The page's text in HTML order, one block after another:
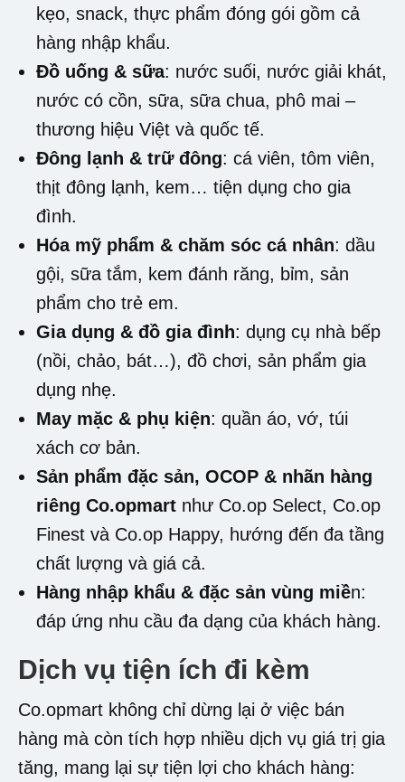
kẹo, snack, thực phẩm đóng gói gồm cả
hàng nhập khẩu.
Đồ uống & sữa: nước suối, nước giải khát,
nước có cồn, sữa, sữa chua, phô mai –
thương hiệu Việt và quốc tế.
Đông lạnh & trữ đông: cá viên, tôm viên,
thịt đông lạnh, kem… tiện dụng cho gia
đình.
Hóa mỹ phẩm & chăm sóc cá nhân: dầu
gội, sữa tắm, kem đánh răng, bỉm, sản
phẩm cho trẻ em.
Gia dụng & đồ gia đình: dụng cụ nhà bếp
(nồi, chảo, bát…), đồ chơi, sản phẩm gia
dụng nhẹ.
May mặc & phụ kiện: quần áo, vớ, túi
xách cơ bản.
Sản phẩm đặc sản, OCOP & nhãn hàng
riêng Co.opmart như Co.op Select, Co.op
Finest và Co.op Happy, hướng đến đa tầng
chất lượng và giá cả.
Hàng nhập khẩu & đặc sản vùng miền:
đáp ứng nhu cầu đa dạng của khách hàng.
Dịch vụ tiện ích đi kèm
Co.opmart không chỉ dừng lại ở việc bán
hàng mà còn tích hợp nhiều dịch vụ giá trị gia
tăng, mang lại sự tiện lợi cho khách hàng: